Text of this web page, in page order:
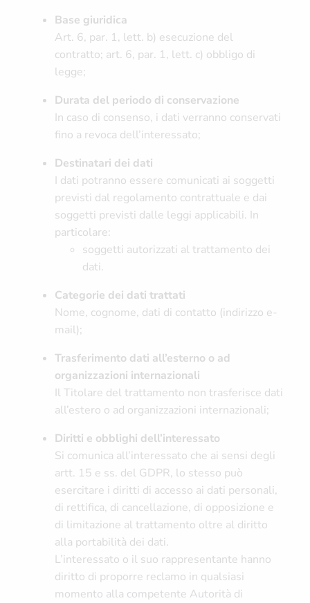
Base giuridica
Art. 6, par. 1, lett. b) esecuzione del
contratto; art. 6, par. 1, lett. c) obbligo di
legge;
Durata del periodo di conservazione
In caso di consenso, i dati verranno conservati
fino a revoca dell’interessato;
Destinatari dei dati
I dati potranno essere comunicati ai soggetti
previsti dal regolamento contrattuale e dai
soggetti previsti dalle leggi applicabili. In
particolare:
soggetti autorizzati al trattamento dei
dati.
Categorie dei dati trattati
Nome, cognome, dati di contatto (indirizzo e-
mail);
Trasferimento dati all’esterno o ad
organizzazioni internazionali
Il Titolare del trattamento non trasferisce dati
all’estero o ad organizzazioni internazionali;
Diritti e obblighi dell’interessato
Si comunica all’interessato che ai sensi degli
artt. 15 e ss. del GDPR, lo stesso può
esercitare i diritti di accesso ai dati personali,
di rettifica, di cancellazione, di opposizione e
di limitazione al trattamento oltre al diritto
alla portabilità dei dati.
L’interessato o il suo rappresentante hanno
diritto di proporre reclamo in qualsiasi
momento alla competente Autorità di